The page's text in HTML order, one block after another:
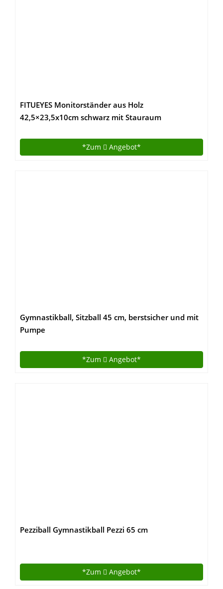
FITUEYES Monitorständer aus Holz
42,5×23,5x10cm schwarz mit Stauraum
*Zum Angebot*
Gymnastikball, Sitzball 45 cm, berstsicher und mit
Pumpe
*Zum Angebot*
Pezziball Gymnastikball Pezzi 65 cm
*Zum Angebot*